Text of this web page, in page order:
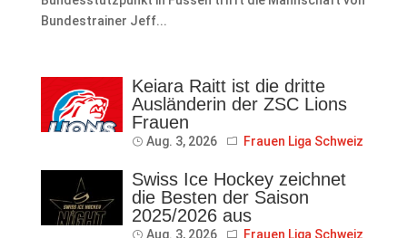
Bundestrainer Jeff...
Keiara Raitt ist die dritte
Ausländerin der ZSC Lions
Frauen
Aug. 3, 2026 Frauen Liga Schweiz
Swiss Ice Hockey zeichnet
die Besten der Saison
2025/2026 aus
Aug. 3, 2026
Frauen Liga Schweiz